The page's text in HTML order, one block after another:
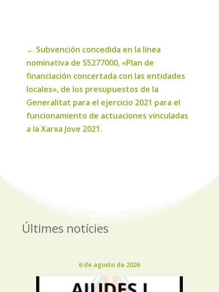
← Subvención concedida en la línea
nominativa de S5277000, «Plan de
financiación concertada con las entidades
locales», de los presupuestos de la
Generalitat para el ejercicio 2021 para el
funcionamiento de actuaciones vinculadas
a la Xarxa Jove 2021.
Últimes notícies
6 de agosto de 2026